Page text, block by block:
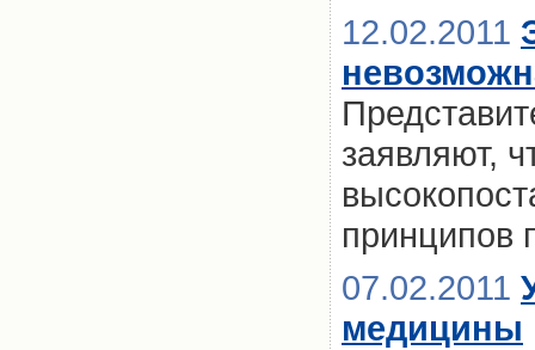
12.02.2011
заявляют,
принципов
07.02.2011
медицины